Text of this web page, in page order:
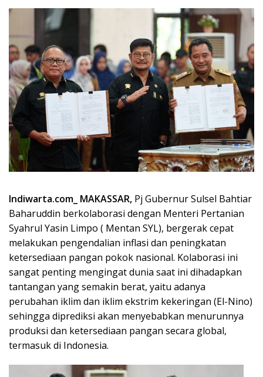
Indiwarta.com_ MAKASSAR, Pj Gubernur Sulsel Bahtiar
Baharuddin berkolaborasi dengan Menteri Pertanian
Syahrul Yasin Limpo ( Mentan SYL), bergerak cepat
melakukan pengendalian inflasi dan peningkatan
ketersediaan pangan pokok nasional. Kolaborasi ini
sangat penting mengingat dunia saat ini dihadapkan
tantangan yang semakin berat, yaitu adanya
perubahan iklim dan iklim ekstrim kekeringan (El-Nino)
sehingga diprediksi akan menyebabkan menurunnya
produksi dan ketersediaan pangan secara global,
termasuk di Indonesia.